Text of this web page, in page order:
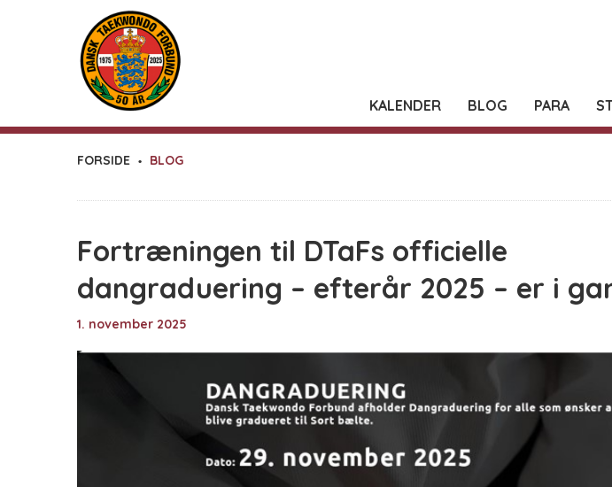
KALENDER BLOG PARA
FORSIDE BLOG
Fortræningen til DTaFs officielle
dangraduering – efterår 2025 – er i
1. november 2025